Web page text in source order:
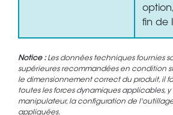
fin de
Notice :Les données techniques fournies
supérieures recommandées en condition
le dimensionnement correct du produit, il
toutes les forces dynamiques applicables,
manipulateur, la configuration de
appliquées.